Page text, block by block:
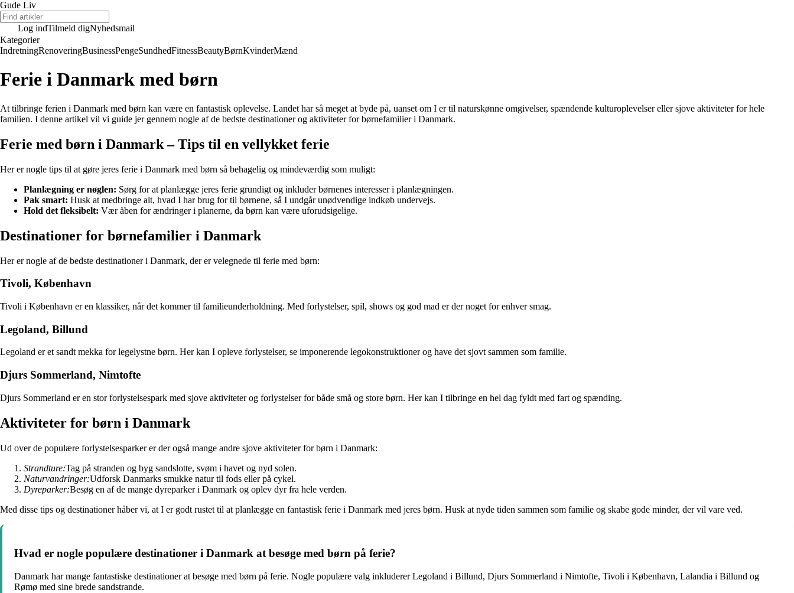
Gude Liv
Log indTilmeld digNyhedsmail
Kategorier
IndretningRenoveringBusinessPengeSundhedFitnessBeautyBørnKvinderMænd
Ferie i Danmark med børn
At tilbringe ferien i Danmark med børn kan være en fantastisk oplevelse. Landet har så meget at byde på, uanset om I er til naturskønne omgivelser, spændende kulturoplevelser eller sjove aktiviteter for hele
familien. I denne artikel vil vi guide jer gennem nogle af de bedste destinationer og aktiviteter for børnefamilier i Danmark.
Ferie med børn i Danmark – Tips til en vellykket ferie
Her er nogle tips til at gøre jeres ferie i Danmark med børn så behagelig og mindeværdig som muligt:
Planlægning er nøglen: Sørg for at planlægge jeres ferie grundigt og inkluder børnenes interesser i planlægningen.
Pak smart: Husk at medbringe alt, hvad I har brug for til børnene, så I undgår unødvendige indkøb undervejs.
Hold det fleksibelt: Vær åben for ændringer i planerne, da børn kan være uforudsigelige.
Destinationer for børnefamilier i Danmark
Her er nogle af de bedste destinationer i Danmark, der er velegnede til ferie med børn:
Tivoli, København
Tivoli i København er en klassiker, når det kommer til familieunderholdning. Med forlystelser, spil, shows og god mad er der noget for enhver smag.
Legoland, Billund
Legoland er et sandt mekka for legelystne børn. Her kan I opleve forlystelser, se imponerende legokonstruktioner og have det sjovt sammen som familie.
Djurs Sommerland, Nimtofte
Djurs Sommerland er en stor forlystelsespark med sjove aktiviteter og forlystelser for både små og store børn. Her kan I tilbringe en hel dag fyldt med fart og spænding.
Aktiviteter for børn i Danmark
Ud over de populære forlystelsesparker er der også mange andre sjove aktiviteter for børn i Danmark:
Strandture:Tag på stranden og byg sandslotte, svøm i havet og nyd solen.
Naturvandringer:Udforsk Danmarks smukke natur til fods eller på cykel.
Dyreparker:Besøg en af de mange dyreparker i Danmark og oplev dyr fra hele verden.
Med disse tips og destinationer håber vi, at I er godt rustet til at planlægge en fantastisk ferie i Danmark med jeres børn. Husk at nyde tiden sammen som familie og skabe gode minder, der vil vare ved.
Hvad er nogle populære destinationer i Danmark at besøge med børn på ferie?
Danmark har mange fantastiske destinationer at besøge med børn på ferie. Nogle populære valg inkluderer Legoland i Billund, Djurs Sommerland i Nimtofte, Tivoli i København, Lalandia i Billund og
Rømø med sine brede sandstrande.